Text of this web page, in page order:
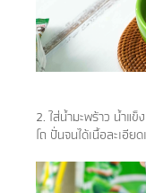
2. ใส่น้ำมะพร้าว น้ำแข็
โถ ปั่นจนได้เนื้อละเอีย